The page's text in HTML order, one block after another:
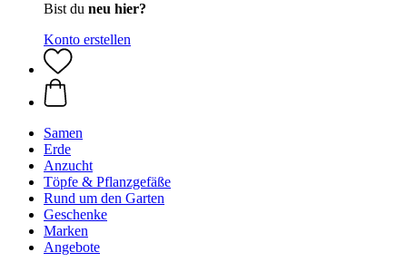
Bist du neu hier?
Konto erstellen
Samen
Erde
Anzucht
Töpfe & Pflanzgefäße
Rund um den Garten
Geschenke
Marken
Angebote